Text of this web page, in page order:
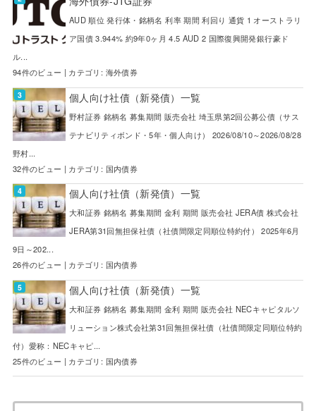
AUD 順位 発行体・銘柄名 利率 期間 利回り 通貨 1 オーストラリ
ア国債 3.944% 約9年0ヶ月 4.5 AUD 2 国際復興開発銀行豪ド
ル...
94件のビュー | カテゴリ: 海外債券
個人向け社債（新発債）一覧
野村証券 銘柄名 募集期間 販売会社 埼玉県第2回公募公債（サス
テナビリティボンド・5年・個人向け） 2026/08/10～2026/08/28
野村...
32件のビュー | カテゴリ: 国内債券
個人向け社債（新発債）一覧
大和証券 銘柄名 募集期間 金利 期間 販売会社 JERA債 株式会社
JERA第31回無担保社債（社債間限定同順位特約付） 2025年6月
9日～202...
26件のビュー | カテゴリ: 国内債券
個人向け社債（新発債）一覧
大和証券 銘柄名 募集期間 金利 期間 販売会社 NECキャピタルソ
リューション株式会社第31回無担保社債（社債間限定同順位特約
付）愛称：NECキャピ...
25件のビュー | カテゴリ: 国内債券